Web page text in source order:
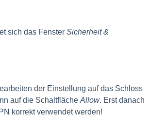
sich das Fenster Sicherheit &
der Einstellung auf das Schloss
auf die Schaltfläche Allow. Erst danach
korrekt verwendet werden!